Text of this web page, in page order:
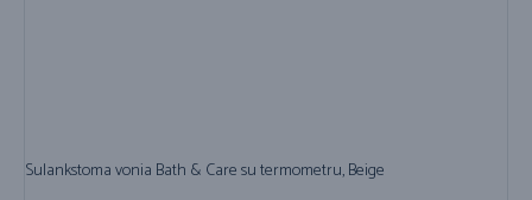
Sulankstoma vonia Bath & Care su termometru, Beige